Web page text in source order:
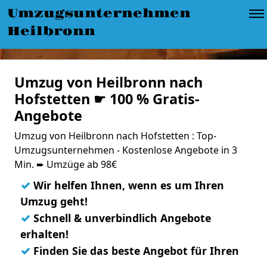
Umzugsunternehmen
Heilbronn
Umzug von Heilbronn nach
Hofstetten ☛ 100 % Gratis-
Angebote
Umzug von Heilbronn nach Hofstetten : Top-
Umzugsunternehmen - Kostenlose Angebote in 3
Min. ➨ Umzüge ab 98€
✓ Wir helfen Ihnen, wenn es um Ihren
Umzug geht!
✓ Schnell & unverbindlich Angebote
erhalten!
✓ Finden Sie das beste Angebot für Ihren